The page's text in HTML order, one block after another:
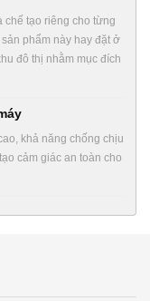
chế tạo riêng cho từng
phẩm này hay đặt ở
đô thị nhằm mục đích
khả năng chống chịu
cảm giác an toàn cho